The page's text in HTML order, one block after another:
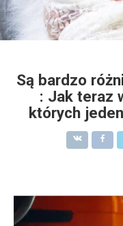
Są bardzo
: Jak teraz
których